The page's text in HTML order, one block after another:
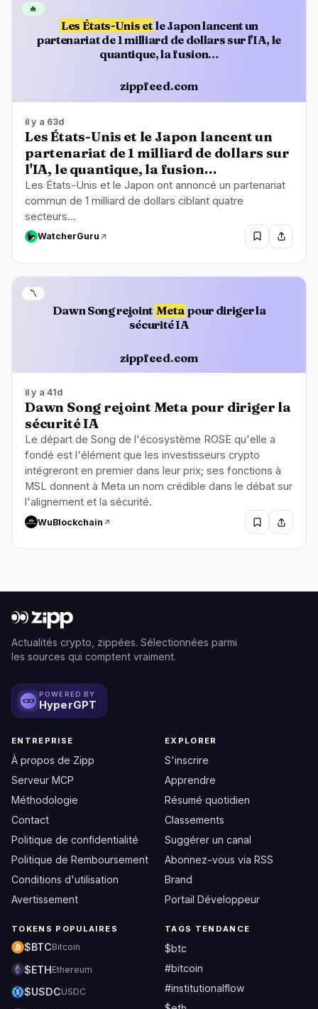
Les États-Unis et le Japon lancent un
partenariat de 1 milliard de dollars sur l'IA, le
quantique, la fusion…
zippfeed.com
🔥
il y a 63d
Les États-Unis et le Japon lancent un
partenariat de 1 milliard de dollars sur
l'IA, le quantique, la fusion…
Les États-Unis et le Japon ont annoncé un partenariat
commun de 1 milliard de dollars ciblant quatre
secteurs…
WatcherGuru
Dawn Song rejoint Meta pour diriger la
sécurité IA
zippfeed.com
〽️
il y a 41d
Dawn Song rejoint Meta pour diriger la
sécurité IA
Le départ de Song de l'écosystème ROSE qu'elle a
fondé est l'élément que les investisseurs crypto
intégreront en premier dans leur prix; ses fonctions à
MSL donnent à Meta un nom crédible dans le débat sur
l'alignement et la sécurité.
WuBlockchain
Actualités crypto, zippées. Sélectionnées parmi
les sources qui comptent vraiment.
POWERED BY
HyperGPT
ENTREPRISE
À propos de Zipp
Serveur MCP
Méthodologie
Contact
Politique de confidentialité
Politique de Remboursement
Conditions d'utilisation
Avertissement
EXPLORER
S'inscrire
Apprendre
Résumé quotidien
Classements
Suggérer un canal
Abonnez-vous via RSS
Brand
Portail Développeur
TOKENS POPULAIRES
$BTCBitcoin
$ETHEthereum
$USDCUSDC
TAGS TENDANCE
$btc
#bitcoin
#institutionalflow